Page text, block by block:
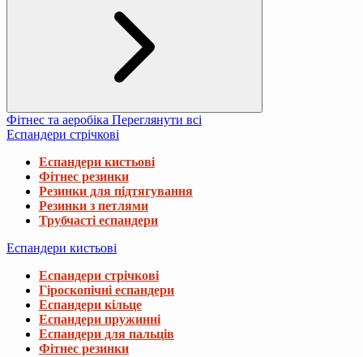
Фітнес та аеробіка Переглянути всі
Еспандери стрічкові
Еспандери кистьові
Фітнес резинки
Резинки для підтягування
Резинки з петлями
Трубчасті еспандери
Еспандери кистьові
Еспандери стрічкові
Гіроскопічні еспандери
Еспандери кільце
Еспандери пружинні
Еспандери для пальців
Фітнес резинки